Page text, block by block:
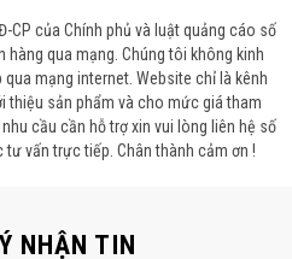
CP của Chính phủ và luật quảng cáo số
hàng qua mạng. Chúng tôi không kinh
mạng internet. Website chỉ là kênh
thiệu sản phẩm và cho mức giá tham
cầu cần hỗ trợ xin vui lòng liên hệ số
vấn trực tiếp. Chân thành cảm ơn !
NHẬN TIN